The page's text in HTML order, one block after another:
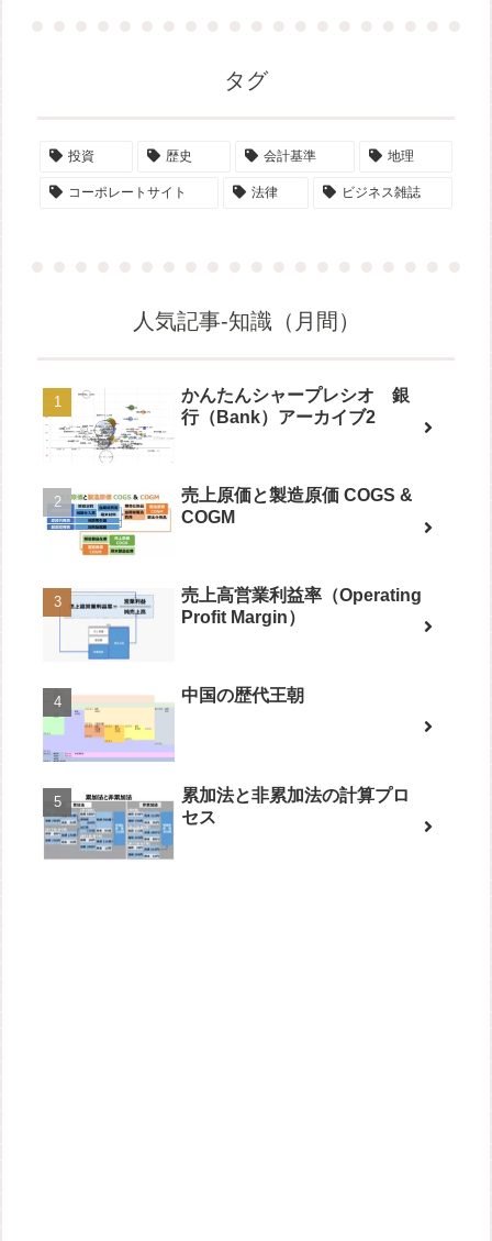
タグ
投資 歴史 会計基準 地理
コーポレートサイト 法律 ビジネス雑誌
人気記事-知識（月間）
かんたんシャープレシオ 銀
行（Bank）アーカイブ2
売上原価と製造原価 COGS &
COGM
売上高営業利益率（Operating
Profit Margin）
中国の歴代王朝
累加法と非累加法の計算プロ
セス